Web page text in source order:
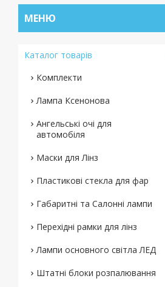
Каталог товарів
Комплекти
Лампа Ксенонова
Ангельські очі для
автомобіля
Маски для Лінз
Пластикові стекла для фар
Габаритні та Салонні лампи
Перехідні рамки для лінз
Лампи основного світла ЛЕД
Штатні блоки розпалювання